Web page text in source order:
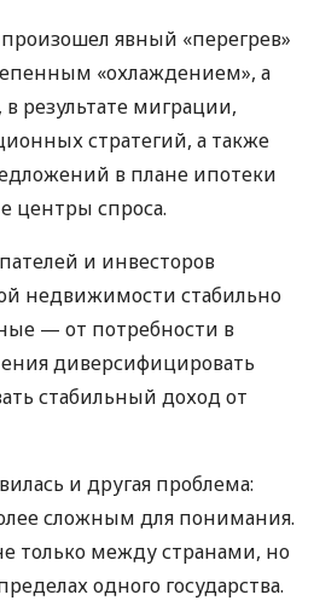
явный «перегрев»
«охлаждением», а
результате миграции,
стратегий, а также
в плане ипотеки
центры спроса.
и инвесторов
недвижимости стабильно
— от потребности в
диверсифицировать
стабильный доход от
и другая проблема:
сложным для понимания.
только между странами, но
одного государства.